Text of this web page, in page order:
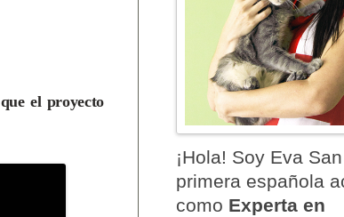
el proyecto
¡Hola! Soy Eva
primera española
como Experta en